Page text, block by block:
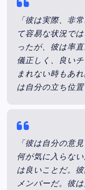
「彼は実際、非
て容易な状況で
ったが、彼は率
儀正しく、良い
まれない時もあ
は自分の立ち位
「彼は自分の意
何が気に入らな
は良いことだ。
メンバーだ。彼は